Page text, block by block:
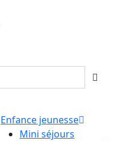
Enfance jeunesse
Mini séjours